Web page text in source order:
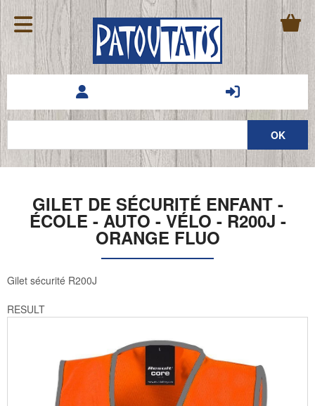
GILET DE SÉCURITÉ ENFANT -
ÉCOLE - AUTO - VÉLO - R200J -
ORANGE FLUO
Gilet sécurité R200J
RESULT